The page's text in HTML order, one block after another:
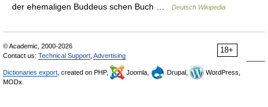
der ehemaligen Buddeus schen Buch …
Deutsch Wikipedia
18+
© Academic, 2000-2026
Contact us: Technical Support Advertising
Dictionaries export , created on PHP, Joomla, Drupal,
WordPress,
MODx.